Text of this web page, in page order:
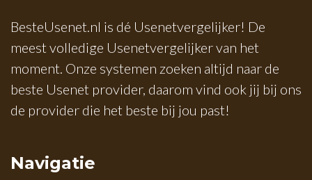
BesteUsenet.nl is dé Usenetvergelijker! De
meest volledige Usenetvergelijker van het
moment. Onze systemen zoeken altijd naar de
beste Usenet provider, daarom vind ook jij bij ons
de provider die het beste bij jou past!
Navigatie